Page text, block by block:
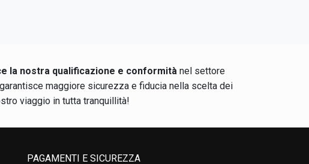
la nostra qualificazione e conformità nel settore
maggiore sicurezza e fiducia nella scelta dei
viaggio in tutta tranquillità!
PAGAMENTI E SICUREZZA